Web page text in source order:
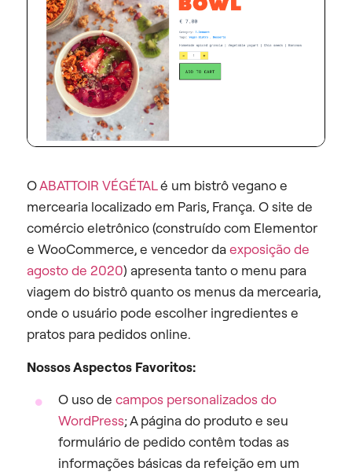
OABATTOIR VÉGÉTALé um bistrô vegano e
mercearia localizado em Paris, França. O site de
comércio eletrônico (construído com Elementor
e WooCommerce, e vencedor daexposição de
agosto de 2020) apresenta tanto o menu para
viagem do bistrô quanto os menus da mercearia,
onde o usuário pode escolher ingredientes e
pratos para pedidos online.
Nossos Aspectos Favoritos:
O uso de campos personalizados do
WordPress; A página do produto e seu
formulário de pedido contêm todas as
informações básicas da refeição em um